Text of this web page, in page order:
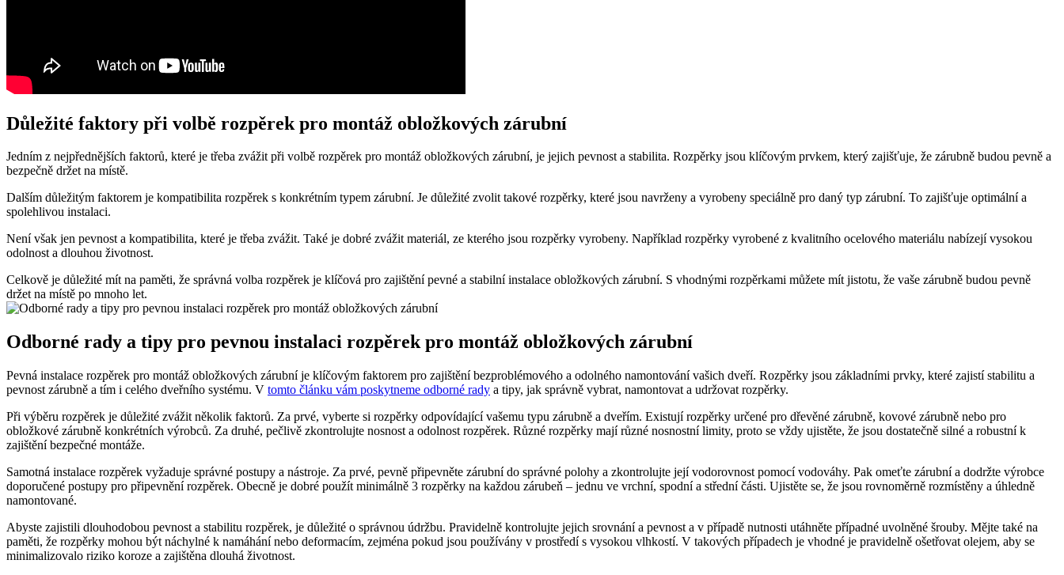
Důležité faktory při volbě rozpěrek pro montáž obložkových zárubní
Jedním z nejpřednějších faktorů, které je třeba zvážit při volbě rozpěrek pro montáž obložkových zárubní, je jejich pevnost a stabilita. Rozpěrky jsou klíčovým prvkem, který zajišťuje, že zárubně budou pevně a
bezpečně držet na místě.
Dalším důležitým faktorem je kompatibilita rozpěrek s konkrétním typem zárubní. Je důležité zvolit takové rozpěrky, které jsou navrženy a vyrobeny speciálně pro daný typ zárubní. To zajišťuje optimální a
spolehlivou instalaci.
Není však jen pevnost a kompatibilita, které je třeba zvážit. Také je dobré zvážit materiál, ze kterého jsou rozpěrky vyrobeny. Například rozpěrky vyrobené z kvalitního ocelového materiálu nabízejí vysokou
odolnost a dlouhou životnost.
Celkově je důležité mít na paměti, že správná volba rozpěrek je klíčová pro zajištění pevné a stabilní instalace obložkových zárubní. S vhodnými rozpěrkami můžete mít jistotu, že vaše zárubně budou pevně
držet na místě po mnoho let.
Odborné rady a tipy pro pevnou instalaci rozpěrek pro montáž obložkových zárubní
Pevná instalace rozpěrek pro montáž obložkových zárubní je klíčovým faktorem pro zajištění bezproblémového a odolného namontování vašich dveří. Rozpěrky jsou základními prvky, které zajistí stabilitu a
pevnost zárubně a tím i celého dveřního systému. V tomto článku vám poskytneme odborné rady a tipy, jak správně vybrat, namontovat a udržovat rozpěrky.
Při výběru rozpěrek je důležité zvážit několik faktorů. Za prvé, vyberte si rozpěrky odpovídající vašemu typu zárubně a dveřím. Existují rozpěrky určené pro dřevěné zárubně, kovové zárubně nebo pro
obložkové zárubně konkrétních výrobců. Za druhé, pečlivě zkontrolujte nosnost a odolnost rozpěrek. Různé rozpěrky mají různé nosnostní limity, proto se vždy ujistěte, že jsou dostatečně silné a robustní k
zajištění bezpečné montáže.
Samotná instalace rozpěrek vyžaduje správné postupy a nástroje. Za prvé, pevně připevněte zárubní do správné polohy a zkontrolujte její vodorovnost pomocí vodováhy. Pak omeťte zárubní a dodržte výrobce
doporučené postupy pro připevnění rozpěrek. Obecně je dobré použít minimálně 3 rozpěrky na každou zárubeň – jednu ve vrchní, spodní a střední části. Ujistěte se, že jsou rovnoměrně rozmístěny a úhledně
namontované.
Abyste zajistili dlouhodobou pevnost a stabilitu rozpěrek, je důležité o správnou údržbu. Pravidelně kontrolujte jejich srovnání a pevnost a v případě nutnosti utáhněte případné uvolněné šrouby. Mějte také na
paměti, že rozpěrky mohou být náchylné k namáhání nebo deformacím, zejména pokud jsou používány v prostředí s vysokou vlhkostí. V takových případech je vhodné je pravidelně ošetřovat olejem, aby se
minimalizovalo riziko koroze a zajištěna dlouhá životnost.